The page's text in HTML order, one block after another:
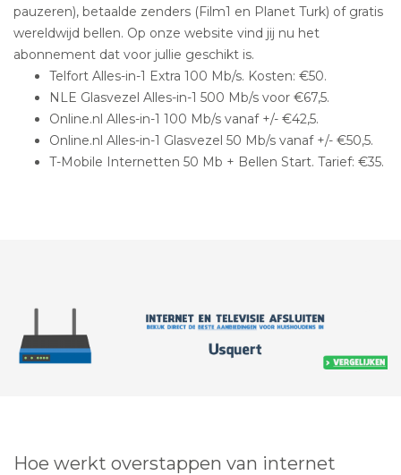
pauzeren), betaalde zenders (Film1 en Planet Turk) of gratis
wereldwijd bellen. Op onze website vind jij nu het
abonnement dat voor jullie geschikt is.
Telfort Alles-in-1 Extra 100 Mb/s. Kosten: €50.
NLE Glasvezel Alles-in-1 500 Mb/s voor €67,5.
Online.nl Alles-in-1 100 Mb/s vanaf +/- €42,5.
Online.nl Alles-in-1 Glasvezel 50 Mb/s vanaf +/- €50,5.
T-Mobile Internetten 50 Mb + Bellen Start. Tarief: €35.
Hoe werkt overstappen van internet